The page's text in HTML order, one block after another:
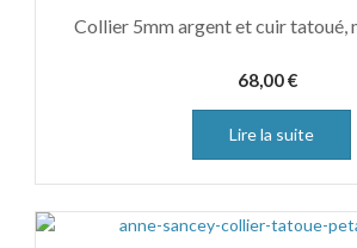
Collier 5mm argent et cuir tatoué,
68,00€
Lire la suite